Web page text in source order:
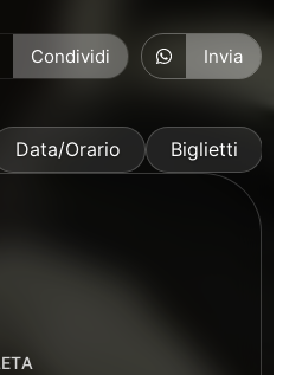
Condividi Invia
Data/Orario Biglietti